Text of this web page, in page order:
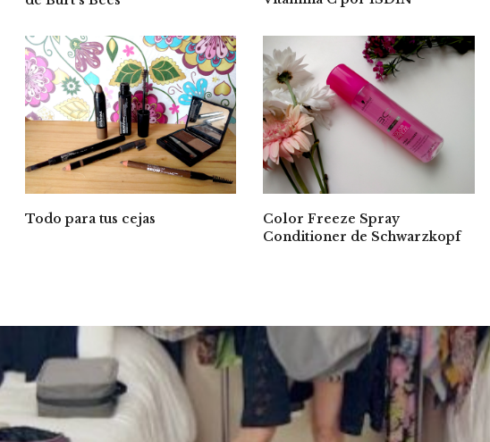
Todo para tus cejas
Color Freeze Spray
Conditioner de Schwarzkopf